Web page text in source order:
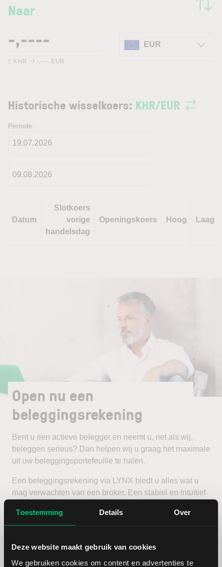
Toestemming Details Over
Deze website maakt gebruik van cookies
We gebruiken cookies om content en advertenties te
Naar
EUR
1 KHR -,---- EUR
Historische wisselkoers: KHR/EUR
Periode:
Datum
Slotkoers
vorige
handelsdag
Openingskoers Hoog Laag
Open nu een
beleggingsrekening
Bent u een actieve belegger en neemt u, net als wij,
beleggen serieus? Dan helpen wij u graag het maximale
uit uw beleggingsportefeuille te halen.
Een beleggingsrekening via LYNX biedt u alles wat u
mag verwachten van een broker. Een stabiel en intuïtief
uitgebreid aanbod van beleggingsproducten en
beurzen.
Open een beleggingsrekening